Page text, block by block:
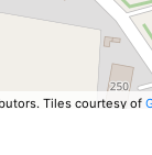
Tiles courtesy of